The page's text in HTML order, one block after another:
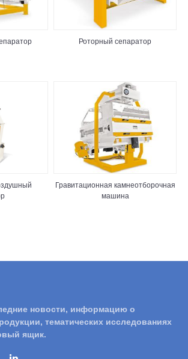
Роторный сепаратор
Гравитационная камнеотборочная
машина
новости, информацию о
тематических исследованиях
ящик.